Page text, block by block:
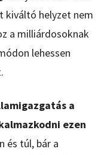
kiváltó helyzet nem
a milliárdosoknak
lehessen
a
ezen
és túl, bár a